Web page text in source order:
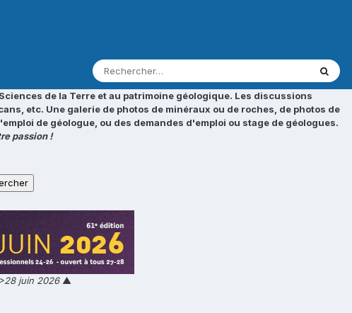
de la Terre et au patrimoine géologique. Les discussions
etc. Une galerie de photos de minéraux ou de roches, de photos de
de géologue, ou des demandes d'emploi ou stage de géologues.
passion !
juin 2026▲